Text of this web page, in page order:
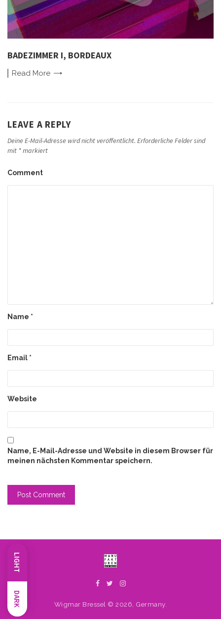
LIGHT
DARK
BADEZIMMER I, BORDEAUX
Read More
LEAVE A REPLY
Deine E-Mail-Adresse wird nicht veröffentlicht. Erforderliche Felder sind
mit *markiert
Comment
Name *
Email *
Website
Name, E-Mail-Adresse und Website in diesem Browser für
meinen nächsten Kommentar speichern.
Wigmar Bressel © 2026, Germany.